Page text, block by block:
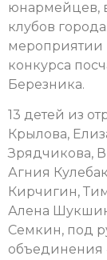
юнармейцев,
клубов
мероприятии
конкурса
Березника.
13 детей из
Крылова,
Зрядчикова,
Агния
Кирчигин,
Алена
Семкин, под
объединения